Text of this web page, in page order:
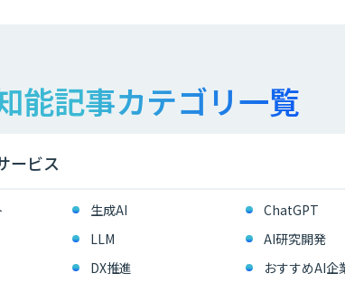
能記事カテゴリ一覧
ービス
生成AI ChatGPT
LLM AI研究開発
DX推進 おすすめAI企